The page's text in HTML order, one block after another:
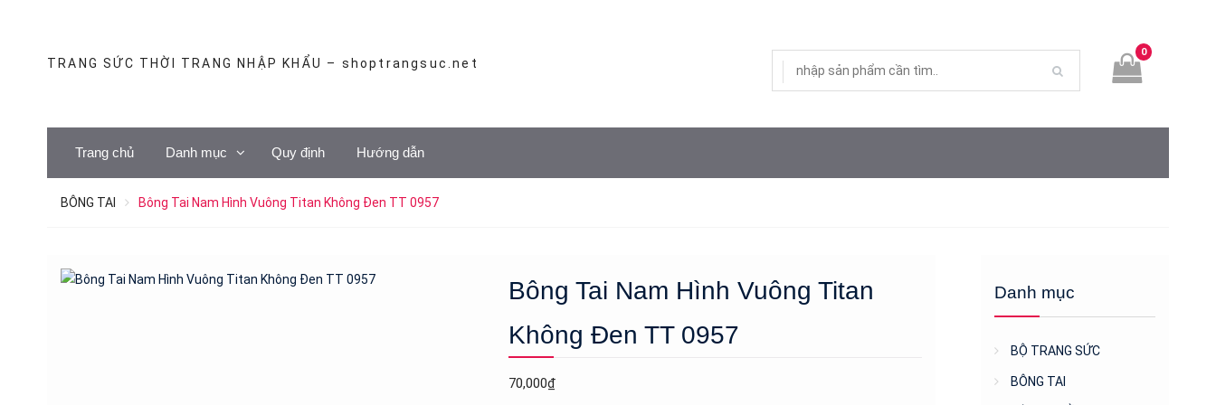
TRANG SỨC THỜI TRANG NHẬP KHẨU – shoptrangsuc.net
0
Trang chủ Danh mục Quy định Hướng dẫn
BÔNG TAI Bông Tai Nam Hình Vuông Titan Không Đen TT 0957
Bông Tai Nam Hình Vuông Titan
Không Đen TT 0957
70,000₫
Danh mục
BỘ TRANG SỨC
BÔNG TAI